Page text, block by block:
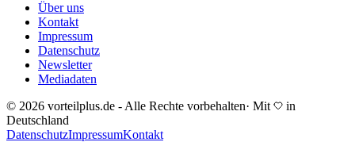
Über uns
Kontakt
Impressum
Datenschutz
Newsletter
Mediadaten
© 2026 vorteilplus.de - Alle Rechte vorbehalten· Mit
in
Deutschland
DatenschutzImpressumKontakt